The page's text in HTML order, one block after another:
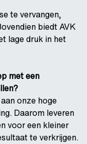
te vervangen,
biedt AVK
lage druk in het
met een
onze hoge
Daarom leveren
voor een kleiner
te verkrijgen.